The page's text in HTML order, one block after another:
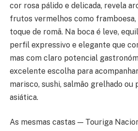
cor rosa pálido e delicada, revela
frutos vermelhos como framboesa,
toque de romã. Na boca é leve,
perfil expressivo e elegante que
mas com claro potencial
excelente escolha para
marisco, sushi, salmão grelhado ou
asiática.
As mesmas castas — Touriga